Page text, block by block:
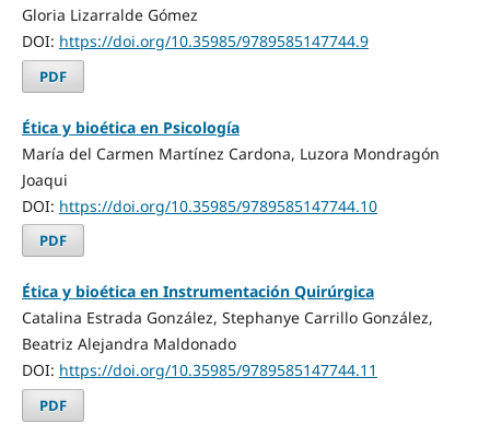
Gloria Lizarralde Gómez
DOI: https://doi.org/10.35985/9789585147744.9
PDF
Ética y bioética en Psicología
María del Carmen Martínez Cardona, Luzora Mondragón
Joaqui
DOI: https://doi.org/10.35985/9789585147744.10
PDF
Ética y bioética en Instrumentación Quirúrgica
Catalina Estrada González, Stephanye Carrillo González,
Beatriz Alejandra Maldonado
DOI: https://doi.org/10.35985/9789585147744.11
PDF